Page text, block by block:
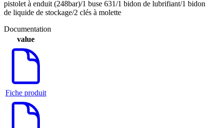
pistolet à enduit (248bar)/1 buse 631/1 bidon de lubrifiant/1 bidon
de liquide de stockage/2 clés à molette
Documentation
value
Fiche produit